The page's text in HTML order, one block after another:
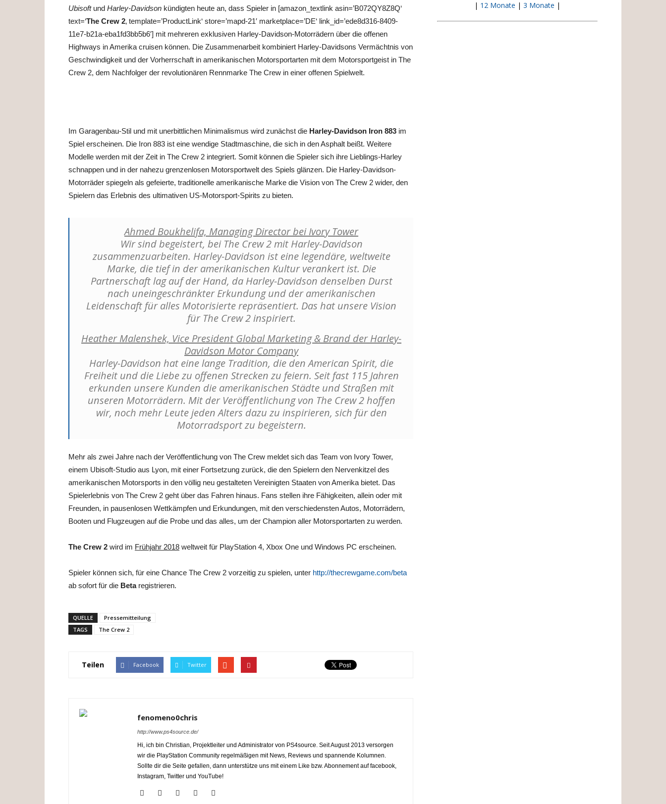
Ubisoftund Harley-Davidson kündigten heute an, dass Spieler in [amazon_textlink asin=’B072QY8Z8Q‘
text=‘The Crew 2‚ template=’ProductLink‘ store=’mapd-21′ marketplace=’DE‘ link_id=’ede8d316-8409-
11e7-b21a-eba1fd3bb5b6′] mit mehreren exklusiven Harley-Davidson-Motorrädern über die offenen
Highways in Amerika cruisen können. Die Zusammenarbeit kombiniert Harley-Davidsons Vermächtnis von
Geschwindigkeit und der Vorherrschaft in amerikanischen Motorsportarten mit dem Motorsportgeist in The
Crew 2, dem Nachfolger der revolutionären Rennmarke The Crew in einer offenen Spielwelt.
Im Garagenbau-Stil und mit unerbittlichen Minimalismus wird zunächst die Harley-Davidson Iron 883 im
Spiel erscheinen. Die Iron 883 ist eine wendige Stadtmaschine, die sich in den Asphalt beißt. Weitere
Modelle werden mit der Zeit in The Crew 2 integriert. Somit können die Spieler sich ihre Lieblings-Harley
schnappen und in der nahezu grenzenlosen Motorsportwelt des Spiels glänzen. Die Harley-Davidson-
Motorräder spiegeln als gefeierte, traditionelle amerikanische Marke die Vision von The Crew 2 wider, den
Spielern das Erlebnis des ultimativen US-Motorsport-Spirits zu bieten.
Ahmed Boukhelifa, Managing Director bei Ivory Tower
Wir sind begeistert, bei The Crew 2 mit Harley-Davidson
zusammenzuarbeiten. Harley-Davidson ist eine legendäre, weltweite
Marke, die tief in der amerikanischen Kultur verankert ist. Die
Partnerschaft lag auf der Hand, da Harley-Davidson denselben Durst
nach uneingeschränkter Erkundung und der amerikanischen
Leidenschaft für alles Motorisierte repräsentiert. Das hat unsere Vision
für The Crew 2 inspiriert.
Heather Malenshek, Vice President Global Marketing & Brand der Harley-
Davidson Motor Company
Harley-Davidson hat eine lange Tradition, die den American Spirit, die
Freiheit und die Liebe zu offenen Strecken zu feiern. Seit fast 115 Jahren
erkunden unsere Kunden die amerikanischen Städte und Straßen mit
unseren Motorrädern. Mit der Veröffentlichung von The Crew 2 hoffen
wir, noch mehr Leute jeden Alters dazu zu inspirieren, sich für den
Motorradsport zu begeistern.
Mehr als zwei Jahre nach der Veröffentlichung von The Crew meldet sich das Team von Ivory Tower,
einem Ubisoft-Studio aus Lyon, mit einer Fortsetzung zurück, die den Spielern den Nervenkitzel des
amerikanischen Motorsports in den völlig neu gestalteten Vereinigten Staaten von Amerika bietet. Das
Spielerlebnis von The Crew 2 geht über das Fahren hinaus. Fans stellen ihre Fähigkeiten, allein oder mit
Freunden, in pausenlosen Wettkämpfen und Erkundungen, mit den verschiedensten Autos, Motorrädern,
Booten und Flugzeugen auf die Probe und das alles, um der Champion aller Motorsportarten zu werden.
The Crew 2 wird im Frühjahr 2018 weltweit für PlayStation 4, Xbox One und Windows PC erscheinen.
Spieler können sich, für eine Chance The Crew 2 vorzeitig zu spielen, unter http://thecrewgame.com/beta
ab sofort für die Betaregistrieren.
QUELLE
Pressemitteilung
TAGS
The Crew 2
Teilen Facebook Twitter
fenomeno0chris
http://www.ps4source.de/
Hi, ich bin Christian, Projektleiter und Administrator von PS4source. Seit August 2013 versorgen
wir die PlayStation Community regelmäßigen mit News, Reviews und spannende Kolumnen.
Sollte dir die Seite gefallen, dann unterstütze uns mit einem Like bzw. Abonnement auf facebook,
Instagram, Twitter und YouTube!
| 12 Monate | 3 Monate |